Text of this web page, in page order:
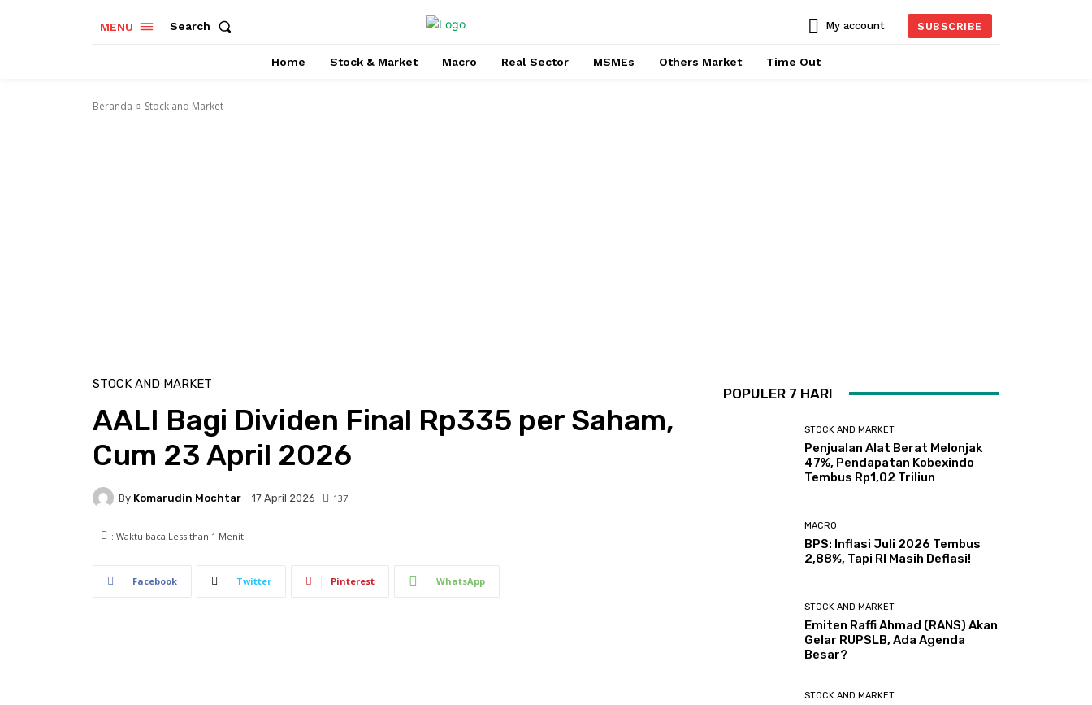
MENU Search My account SUBSCRIBE
Home Stock & Market Macro Real Sector MSMEs Others Market Time Out
Beranda Stock and Market
STOCK AND MARKET
AALI Bagi Dividen Final Rp335 per Saham,
Cum 23 April 2026
By Komarudin Mochtar 17 April 2026 137
: Waktu baca Less than 1 Menit
Facebook Twitter Pinterest WhatsApp
POPULER 7 HARI
STOCK AND MARKET
Penjualan Alat Berat Melonjak
47%, Pendapatan Kobexindo
Tembus Rp1,02 Triliun
MACRO
BPS: Inflasi Juli 2026 Tembus
2,88%, Tapi RI Masih Deflasi!
STOCK AND MARKET
Emiten Raffi Ahmad (RANS) Akan
Gelar RUPSLB, Ada Agenda
Besar?
STOCK AND MARKET